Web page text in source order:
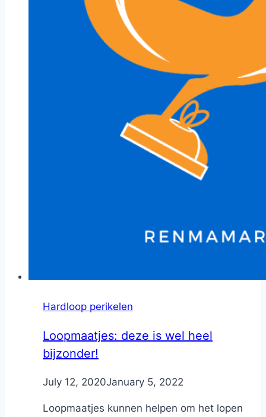
Hardloop perikelen
Loopmaatjes: deze is wel heel
bijzonder!
ByNicole
July 12, 2020January 5, 2022
Loopmaatjes kunnen helpen om het lopen